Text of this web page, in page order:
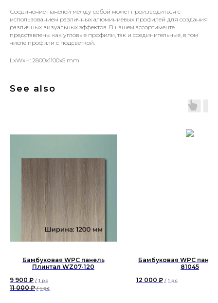
Соединение панелей между собой может производиться с
использованием различных алюминиевых профилей для создания
различных визуальных эффектов. В нашем ассортименте
представлены как угловые профили, так и соединительные, в том
числе профили с подсветкой.
LxWxH: 2800x1100x5 mm
See also
Бамбуковая WPC панель
Плинтал WZ07-120
9 900 ₽ / 1 pc
11 000 ₽ / 1 pc
Бамбуковая WPC
81045
12 000 ₽ / 1 pc